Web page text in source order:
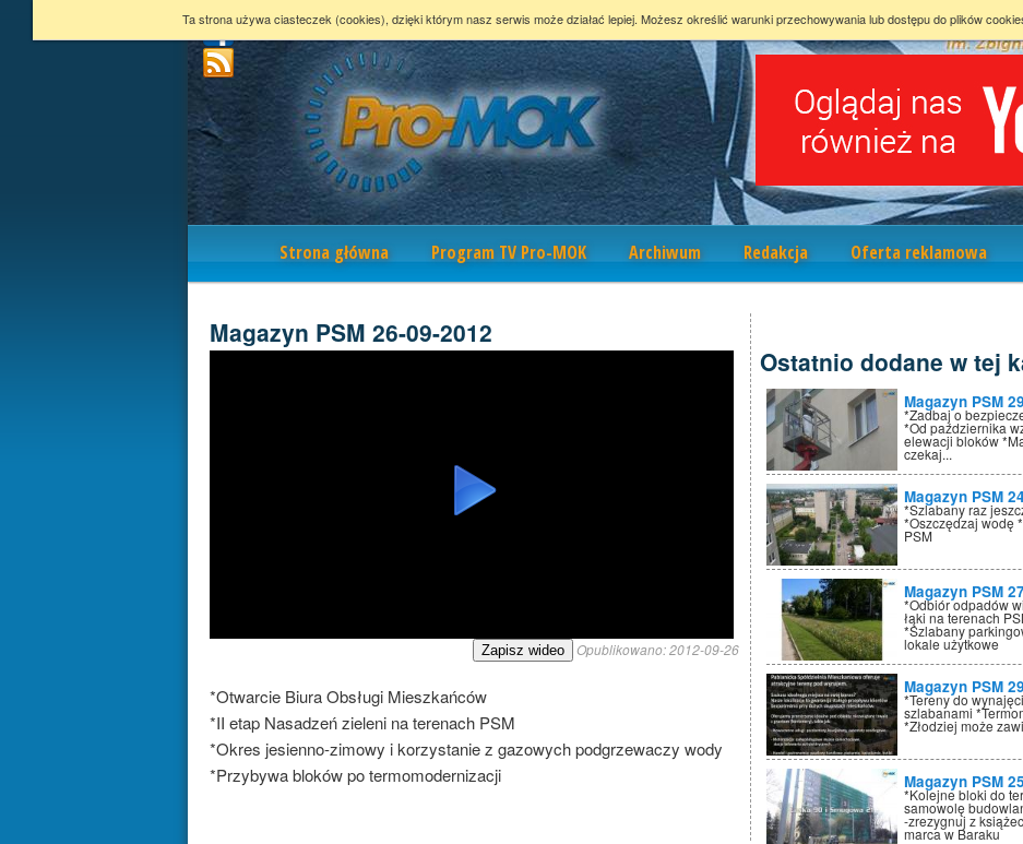
Strona główna Program TV Pro-MOK Archiwum Redakcja Oferta reklamowa
Magazyn PSM 26-09-2012
Zapisz wideo Opublikowano:2012-09-26
*Otwarcie Biura Obsługi Mieszkańców
*II etap Nasadzeń zieleni na terenach PSM
*Okres jesienno-zimowy i korzystanie z gazowych podgrzewaczy wody
*Przybywa bloków po termomodernizacji
Ostatnio dodane w tej
Magazyn PSM
*Zadbaj o
*Od października
elewacji bloków
czekaj...
Magazyn PSM
*Szlabany raz
*Oszczędzaj wodę
PSM
Magazyn PSM
*Odbiór odpadów
łąki na terenach
*Szlabany
lokale użytkowe
Magazyn PSM
*Tereny do
szlabanami
*Złodziej może
Magazyn PSM
*Kolejne bloki do
samowolę
-zrezygnuj z
marca w Baraku
Ta strona używa ciasteczek (cookies), dzięki którym nasz serwis może działać lepiej. Możesz określić warunki przechowywania lub dostępu do plików